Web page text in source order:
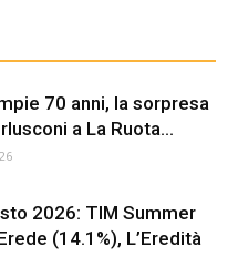
70 anni, la sorpresa
a La Ruota...
2026: TIM Summer
(14.1%), L’Eredità